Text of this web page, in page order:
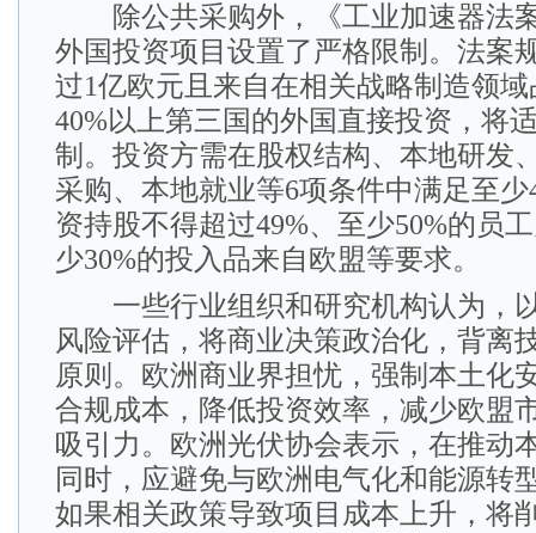
除公共采购外，《工业加速器法
外国投资项目设置了严格限制。法案
过1亿欧元且来自在相关战略制造领
40%以上第三国的外国直接投资，将
制。投资方需在股权结构、本地研发
采购、本地就业等6项条件中满足至
资持股不得超过49%、至少50%的员
少30%的投入品来自欧盟等要求。
一些行业组织和研究机构认为，
风险评估，将商业决策政治化，背离
原则。欧洲商业界担忧，强制本土化
合规成本，降低投资效率，减少欧盟
吸引力。欧洲光伏协会表示，在推动
同时，应避免与欧洲电气化和能源转
如果相关政策导致项目成本上升，将